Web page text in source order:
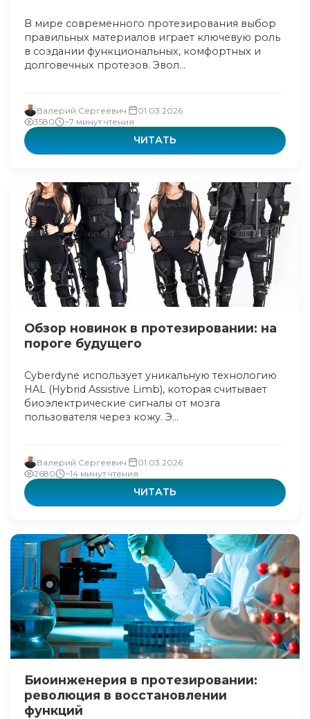
В мире современного протезирования выбор
правильных материалов играет ключевую роль
в создании функциональных, комфортных и
долговечных протезов. Эвол...
Валерий Сергеевич
01.03.2026
3580
~7 минут чтения
ЧИТАТЬ
Обзор новинок в протезировании: на
пороге будущего
Cyberdyne использует уникальную технологию
HAL (Hybrid Assistive Limb), которая считывает
биоэлектрические сигналы от мозга
пользователя через кожу. Э...
Валерий Сергеевич
01.03.2026
2680
~14 минут чтения
ЧИТАТЬ
Биоинженерия в протезировании:
революция в восстановлении
функций